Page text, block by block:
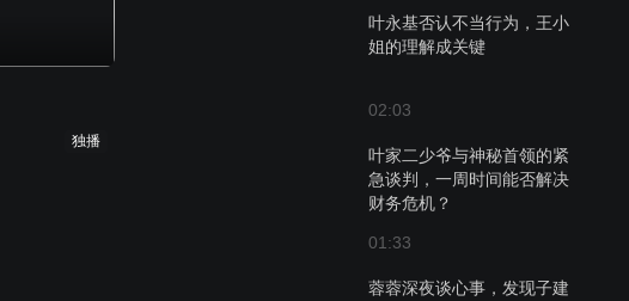
叶永基否认不当行为，王小
姐的理解成关键
02:03
叶家二少爷与神秘首领的紧
急谈判，一周时间能否解决
财务危机？
01:33
蓉蓉深夜谈心事，发现子建
独播